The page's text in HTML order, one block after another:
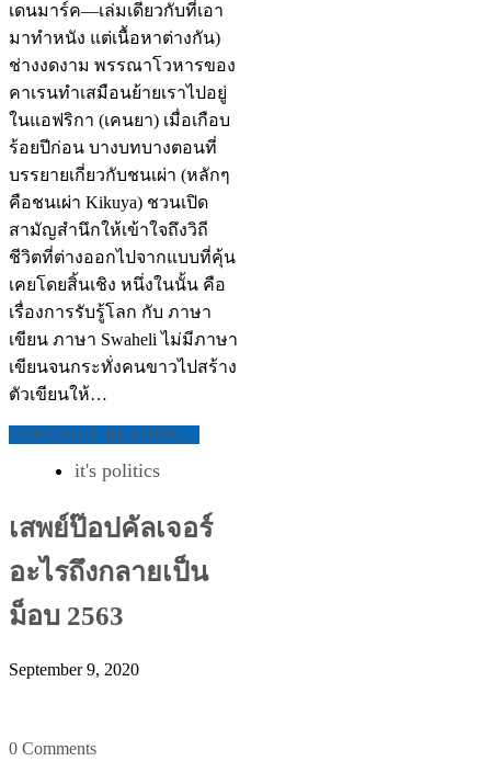
เดนมาร์ค—เล่มเดียวกับที่เอา
มาทำหนัง แต่เนื้อหาต่างกัน)
ช่างงดงาม พรรณาโวหารของ
คาเรนทำเสมือนย้ายเราไปอยู่
ในแอฟริกา (เคนยา) เมื่อเกือบ
ร้อยปีก่อน บางบทบางตอนที่
บรรยายเกี่ยวกับชนเผ่า (หลักๆ
คือชนเผ่า Kikuya) ชวนเปิด
สามัญสำนึกให้เข้าใจถึงวิถี
ชีวิตที่ต่างออกไปจากแบบที่คุ้น
เคยโดยสิ้นเชิง หนึ่งในนั้น คือ
เรื่องการรับรู้โลก กับ ภาษา
เขียน ภาษา Swaheli ไม่มีภาษา
เขียนจนกระทั่งคนขาวไปสร้าง
ตัวเขียนให้…
CONTINUE READING...
it's politics
เสพย์ป๊อปคัลเจอร์
อะไรถึงกลายเป็น
ม็อบ 2563
September 9, 2020
0 Comments